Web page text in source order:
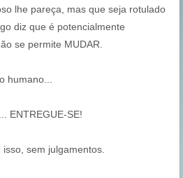
lhe pareça, mas que seja rotulado
diz que é potencialmente
se permite MUDAR.
humano...
ENTREGUE-SE!
sem julgamentos.